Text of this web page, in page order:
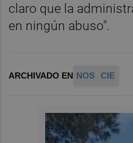
claro que la
en ningún abuso".
ARCHIVADO EN NOS CIE